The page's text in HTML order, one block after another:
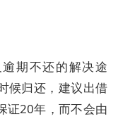
期不还的解决途
候归还，建议出借
证20年，而不会由